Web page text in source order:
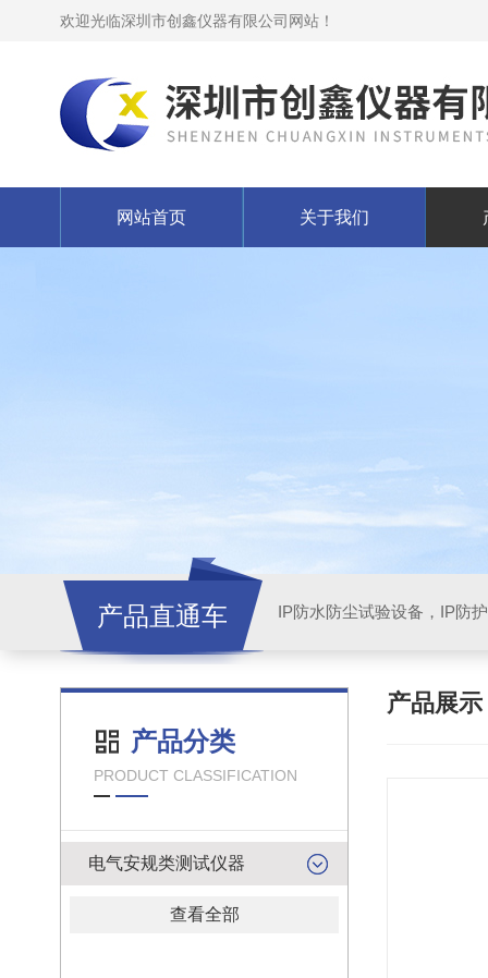
欢迎光临深圳市创鑫仪器有限公司网站！
网站首页 关于我们
产品直通车
产品分类
PRODUCT CLASSIFICATION
电气安规类测试仪器
查看全部
产品展示